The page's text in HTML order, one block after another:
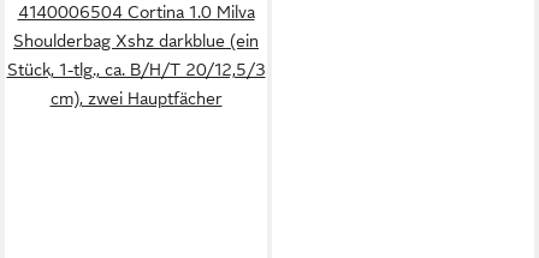
4140006504 Cortina 1.0 Milva
Shoulderbag Xshz darkblue (ein
Stück, 1-tlg., ca. B/H/T 20/12,5/3
cm), zwei Hauptfächer